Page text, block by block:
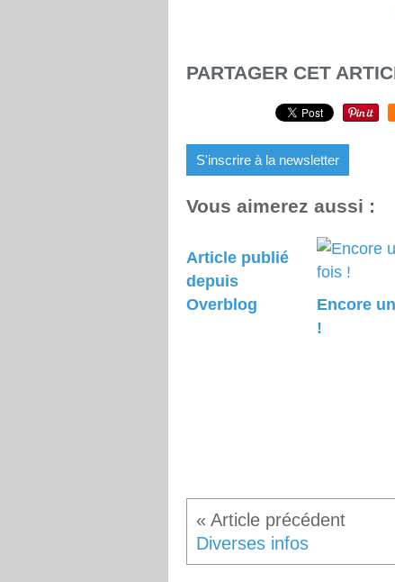
PARTAGER CET
S'inscrire à la newsletter
Vous aimerez aussi :
Article publié
depuis
Overblog
Encore
!
Diverses infos